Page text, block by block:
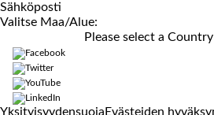
Sähköposti
Valitse Maa/Alue:
Please select a
Yksityisyydensuoja Evästeiden